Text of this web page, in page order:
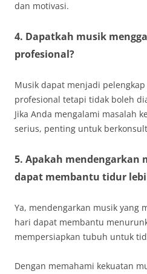
dan motivasi.
4. Dapatkah musik
profesional?
Musik dapat menjadi
profesional tetapi tidak boleh
Jika Anda mengalami masalah
serius, penting untuk
5. Apakah mendengarkan
dapat membantu tidur
Ya, mendengarkan musik yang
hari dapat membantu
mempersiapkan tubuh untuk
Dengan memahami kekuatan